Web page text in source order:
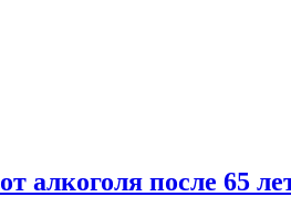
алкоголя после 65